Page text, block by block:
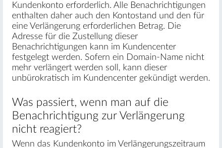
Kundenkonto erforderlich. Alle Benachrichtigungen
enthalten daher auch den Kontostand und den für
eine Verlängerung erforderlichen Betrag. Die
Adresse für die Zustellung dieser
Benachrichtigungen kann im Kundencenter
festgelegt werden. Sofern ein Domain-Name nicht
mehr verlängert werden soll, kann dieser
unbürokratisch im Kundencenter gekündigt werden.
Was passiert, wenn man auf die
Benachrichtigung zur Verlängerung
nicht reagiert?
Wenn das Kundenkonto im Verlängerungszeitraum